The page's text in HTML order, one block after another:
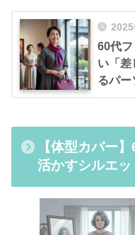
2025
60代
い「差
るパー
【体型カバー
活かすシルエッ